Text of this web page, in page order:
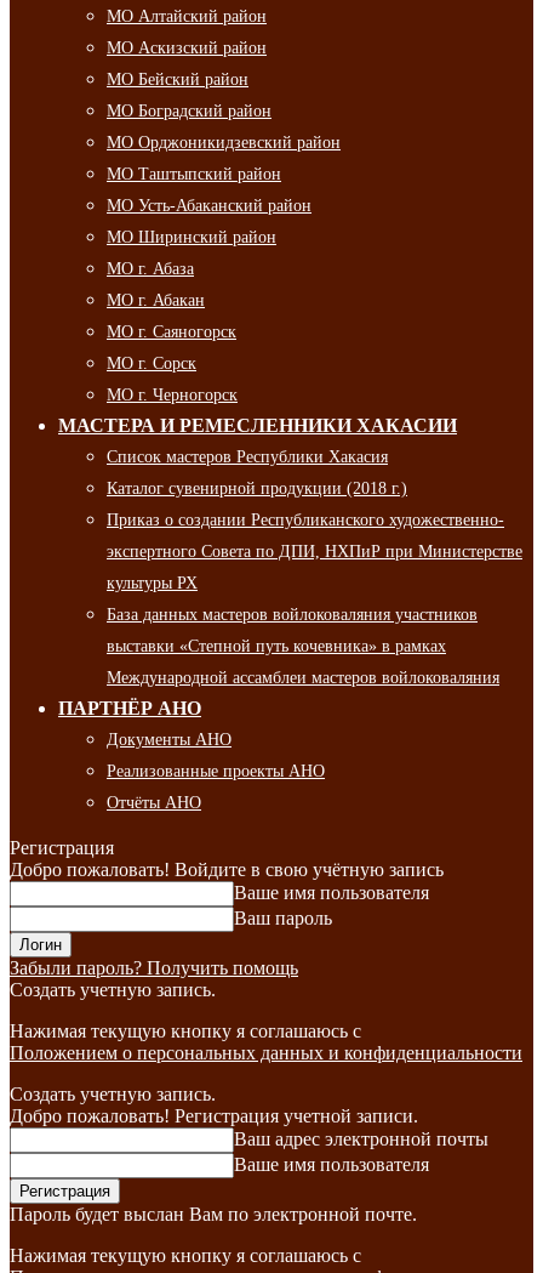
МО Алтайский район
МО Аскизский район
МО Бейский район
МО Боградский район
МО Орджоникидзевский район
МО Таштыпский район
МО Усть-Абаканский район
МО Ширинский район
МО г. Абаза
МО г. Абакан
МО г. Саяногорск
МО г. Сорск
МО г. Черногорск
МАСТЕРА И РЕМЕСЛЕННИКИ ХАКАСИИ
Список мастеров Республики Хакасия
Каталог сувенирной продукции (2018 г.)
Приказ о создании Республиканского художественно-
экспертного Совета по ДПИ, НХПиР при Министерстве
культуры РХ
База данных мастеров войлоковаляния участников
выставки «Степной путь кочевника» в рамках
Международной ассамблеи мастеров войлоковаляния
ПАРТНЁР АНО
Документы АНО
Реализованные проекты АНО
Отчёты АНО
Регистрация
Добро пожаловать! Войдите в свою учётную запись
Ваше имя пользователя
Ваш пароль
Забыли пароль? Получить помощь
Создать учетную запись.
Нажимая текущую кнопку я соглашаюсь с
Положением о персональных данных и конфиденциальности
Создать учетную запись.
Добро пожаловать! Регистрация учетной записи.
Ваш адрес электронной почты
Ваше имя пользователя
Пароль будет выслан Вам по электронной почте.
Нажимая текущую кнопку я соглашаюсь с